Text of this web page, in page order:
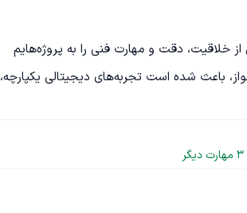
به‌عنوان یک توسعه‌دهندهٔ فرانت‌اند باتجربه با پیش‌زمینه‌ای حرفه‌ای در طراحی گرافیک، ترکیبی از خلاقیت، دقت و مهارت فنی را به پروژه‌هایم
می‌آورم. پایهٔ محکم من در اصول طراحی و علاقه‌مندی عمیق به ساخت رابط‌های کاربری چشم‌نواز، باعث شده است تجربه‌های دیجیتالی یکپارچه،
3 مهارت دیگر